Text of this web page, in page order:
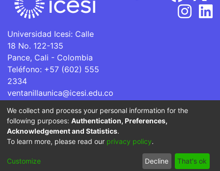
Universidad Icesi: Calle
18 No. 122-135
Pance, Cali - Colombia
Teléfono: +57 (602) 555
2334
ventanillaunica@icesi.edu.co
La Universidad Icesi es una Institución de Educación
Superior que se encuentra sujeta a inspección y vigilancia
por parte del Ministerio de Educación Nacional.
Cookie
End User
Agreement
Send
Feedback
We collect and process your personal information for the
following purposes: Authentication, Preferences,
Acknowledgement and Statistics.
To learn more, please read our privacy policy.
Customize Decline That's ok